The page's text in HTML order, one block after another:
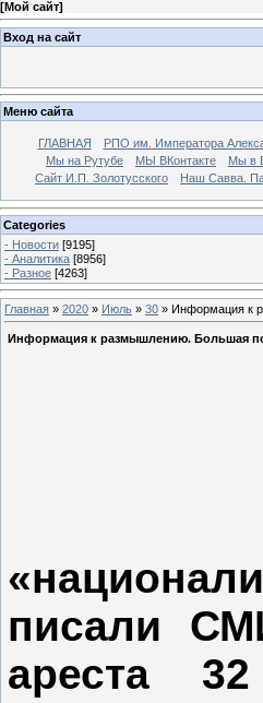
[Мой сайт]
Вход на сайт
Меню сайта
ГЛАВНАЯ РПО им. Императора
Мы на Рутубе
МЫ ВКонтакте Мы в
Сайт И.П. Золотусского
Наш Савва.
Categories
- Новости [9195]
- Аналитика [8956]
- Разное [4263]
Главная » 2020 » Июль » 30 » Информация к
Информация к размышлению. Большая
писали
ареста